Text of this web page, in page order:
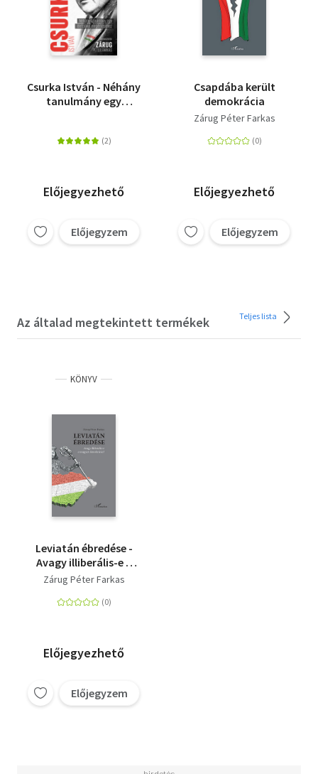
Csurka István - Néhány
tanulmány egy
Előjegyezhető
Előjegyzem
Csapdába került
demokrácia
Zárug Péter Farkas
Előjegyezhető
Előjegyzem
Az általad megtekintett termékek Teljes lista
KÖNYV
Leviatán ébredése -
Avagy illiberális-e a
magyar demokrácia?
Zárug Péter Farkas
Előjegyezhető
Előjegyzem